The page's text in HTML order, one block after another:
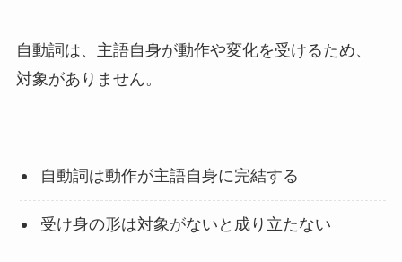
自動詞は、主語自身が動作や変化を受けるため、
対象がありません。
自動詞は動作が主語自身に完結する
受け身の形は対象がないと成り立たない